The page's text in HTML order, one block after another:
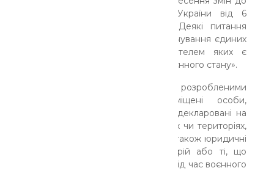
постанови Кабінету Міністрів України від 6
березня 2022 року № 209 «Деякі питання
державної реєстрації та функціонування єдиних
та державних реєстрів, держателем яких є
Міністерство юстиції, в умовах воєнного стану».
Згідно з ухваленими змінами, розробленими
Мін’юстом, внутрішньо переміщені особи,
громадяни, зареєстровані або задекларовані на
тимчасово окупованих територіях чи територіях,
де ведуться активні бойові дії, а також юридичні
особи та ФОП з таких територій або ті, що
змінили своє місцезнаходження під час воєнного